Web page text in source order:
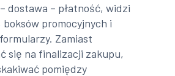
dostawa – płatność, widzi
boksów promocyjnych i
Zamiast
się na finalizacji zakupu,
pomiędzy